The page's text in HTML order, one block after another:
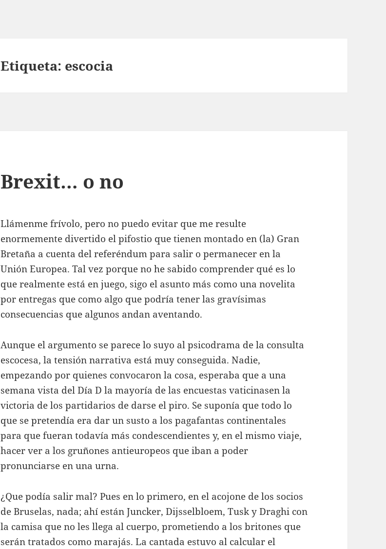
Etiqueta: escocia
Brexit… o no
Llámenme frívolo, pero no puedo evitar que me resulte
enormemente divertido el pifostio que tienen montado en (la) Gran
Bretaña a cuenta del referéndum para salir o permanecer en la
Unión Europea. Tal vez porque no he sabido comprender qué es lo
que realmente está en juego, sigo el asunto más como una novelita
por entregas que como algo que podría tener las gravísimas
consecuencias que algunos andan aventando.
Aunque el argumento se parece lo suyo al psicodrama de la consulta
escocesa, la tensión narrativa está muy conseguida. Nadie,
empezando por quienes convocaron la cosa, esperaba que a una
semana vista del Día D la mayoría de las encuestas vaticinasen la
victoria de los partidarios de darse el piro. Se suponía que todo lo
que se pretendía era dar un susto a los pagafantas continentales
para que fueran todavía más condescendientes y, en el mismo viaje,
hacer ver a los gruñones antieuropeos que iban a poder
pronunciarse en una urna.
¿Que podía salir mal? Pues en lo primero, en el acojone de los socios
de Bruselas, nada; ahí están Juncker, Dijsselbloem, Tusk y Draghi con
la camisa que no les llega al cuerpo, prometiendo a los britones que
serán tratados como marajás. La cantada estuvo al calcular el